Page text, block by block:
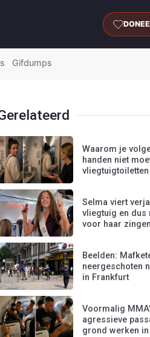
Gifdumps
Waarom je
handen niet
vliegtuigtoiletten
Selma viert
vliegtuig en dus
voor haar
Beelden:
neergeschoten
in Frankfurt
Voormalig
agressieve
grond werken